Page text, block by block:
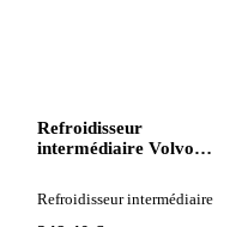
Refroidisseur
intermédiaire Volvo
Refroidisseur intermédiaire